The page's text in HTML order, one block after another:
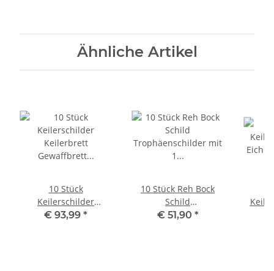
Ähnliche Artikel
10 Stück
Keilerschilder
Keilerbrett
€ 93,99 *
10 Stück Reh Bock
Schild
Trophäenschilder mit
€ 51,90 *